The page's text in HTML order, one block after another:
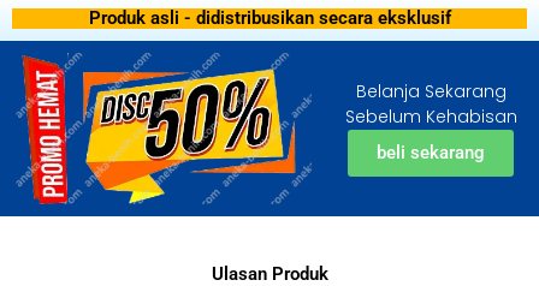
Produk asli - didistribusikan secara eksklusif
Belanja Sekarang
Sebelum Kehabisan
beli sekarang
Ulasan Produk